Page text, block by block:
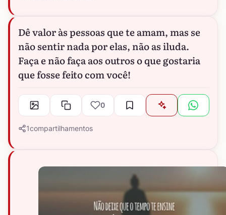
Dê valor às pessoas que te amam, mas se
não sentir nada por elas, não as iluda.
Faça e não faça aos outros o que gostaria
que fosse feito com você!
0
1compartilhamentos